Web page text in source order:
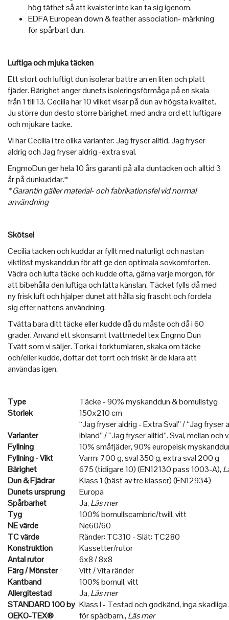
hög täthet så att kvalster inte kan ta sig igenom.
EDFA European down & feather association- märkning
för spårbart dun.
Luftiga och mjuka täcken
Ett stort och luftigt dun isolerar bättre än en liten och platt
fjäder. Bärighet anger dunets isoleringsförmåga på en skala
från 1 till 13. Cecilia har 10 vilket visar på dun av högsta kvalitet.
Ju större dun desto större bärighet, med andra ord ett luftigare
och mjukare täcke.
Vi har Cecilia i tre olika varianter: Jag fryser alltid, Jag fryser
aldrig och Jag fryser aldrig -extra sval.
EngmoDun ger hela 10 års garanti på alla duntäcken och alltid 3
år på dunkuddar.*
* Garantin gäller material- och fabrikationsfel vid normal
användning
Skötsel
Cecilia täcken och kuddar är fyllt med naturligt och nästan
viktlöst myskanddun för att ge den optimala sovkomforten.
Vädra och lufta täcke och kudde ofta, gärna varje morgon, för
att bibehålla den luftiga och lätta känslan. Täcket fylls då med
ny frisk luft och hjälper dunet att hålla sig fräscht och fördela
sig efter nattens användning.
Tvätta bara ditt täcke eller kudde då du måste och då i 60
grader. Använd ett skonsamt tvättmedel tex Engmo Dun
Tvätt som vi säljer. Torka i torktumlaren, skaka om täcke
och/eller kudde, doftar det torrt och friskt är de klara att
användas igen.
Type
Täcke - 90% myskanddun & bomullstyg
Storlek
150x210 cm
Varianter
“Jag fryser aldrig - Extra Sval” / “Jag fryser
ibland” / “Jag fryser alltid”. Sval, mellan och
Fyllning
10% småfjäder, 90% europeisk
Fyllning - Vikt
Varm: 700 g, sval 350 g, extra sval 200 g
Bärighet
675 (tidigare 10) (EN12130 pass 1003-A),
Dun & Fjädrar
Klass 1 (bäst av tre klasser) (EN12934)
Dunets ursprung
Europa
Spårbarhet
Ja, Läs mer
Tyg
100% bomullscambric/twill, vitt
NE värde
Ne60/60
TC värde
Ränder: TC310 - Slät: TC280
Konstruktion
Kassetter/rutor
Antal rutor
6x8 / 8x8
Färg / Mönster
Vitt / Vita ränder
Kantband
100% bomull, vitt
Allergitestad
Ja, Läs mer
STANDARD 100 by
OEKO-TEX®
Klass I - Testad och godkänd, inga
för spädbarn., Läs mer